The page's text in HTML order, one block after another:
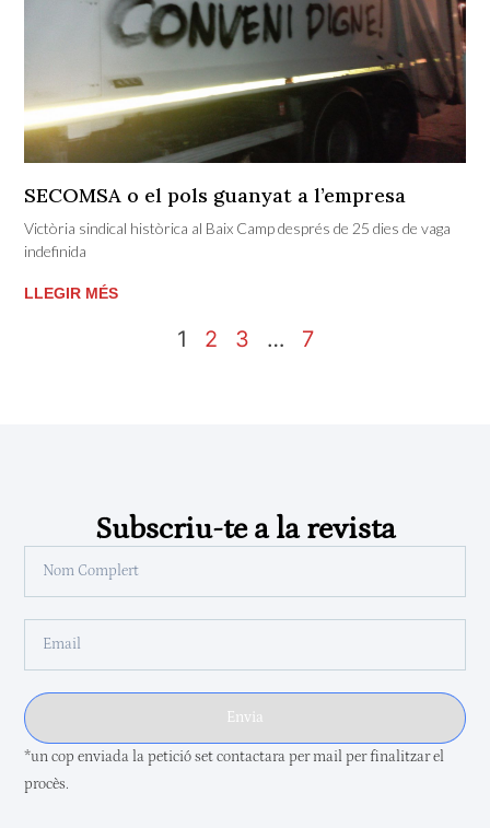
SECOMSA o el pols guanyat a l’empresa
Victòria sindical històrica al Baix Camp després de 25 dies de vaga
indefinida
LLEGIR MÉS
1 2 3 … 7
Subscriu-te a la revista
Envia
*un cop enviada la petició set contactara per mail per finalitzar el
procès.